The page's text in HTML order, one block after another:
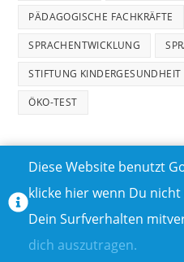
PÄDAGOGISCHE FACHKRÄFTE
SPRACHENTWICKLUNG
STIFTUNG KINDERGESUNDHEIT
ÖKO-TEST
TEILNAHMEBEDINGUNGEN
ÜBER UNS I
Diese Website benutzt
klicke hier wenn Du
Dein Surfverhalten
dich auszutragen.